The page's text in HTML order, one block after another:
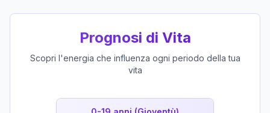
Prognosi di Vita
Scopri l'energia che influenza ogni periodo della tua
vita